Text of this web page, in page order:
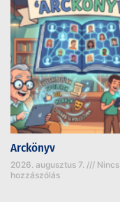
Arckönyv
2026. augusztus 7.
Nincs
hozzászólás